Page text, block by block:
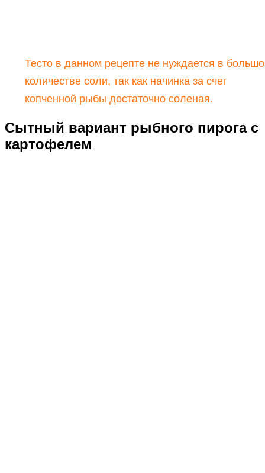
Тесто в данном рецепте не нуждается в
количестве соли, так как начинка за счет
копченной рыбы достаточно соленая.
Сытный вариант рыбного пирога с
картофелем